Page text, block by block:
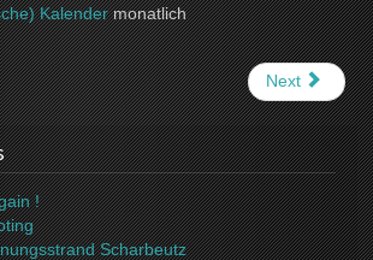
Kalendermonatlich
Next
!
Scharbeutz